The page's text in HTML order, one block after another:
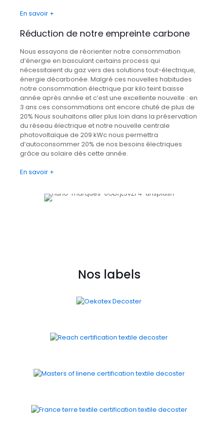
En savoir +
Réduction de notre empreinte carbone
Nous essayons de réorienter notre consommation
d’énergie en basculant certains process qui
nécessitaient du gaz vers des solutions tout-électrique,
énergie décarbonée. Malgré ces nouvelles habitudes
notre consommation électrique par kilo teint baisse
année après année et c’est une excellente nouvelle : en
3 ans ces consommations ont encore chuté de plus de
20% Nous souhaitons aller plus loin dans la préservation
du réseau électrique et notre nouvelle centrale
photovoltaïque de 209 kWc nous permettra
d’autoconsommer 20% de nos besoins électriques
grâce au solaire dès cette année.
En savoir +
Nos labels